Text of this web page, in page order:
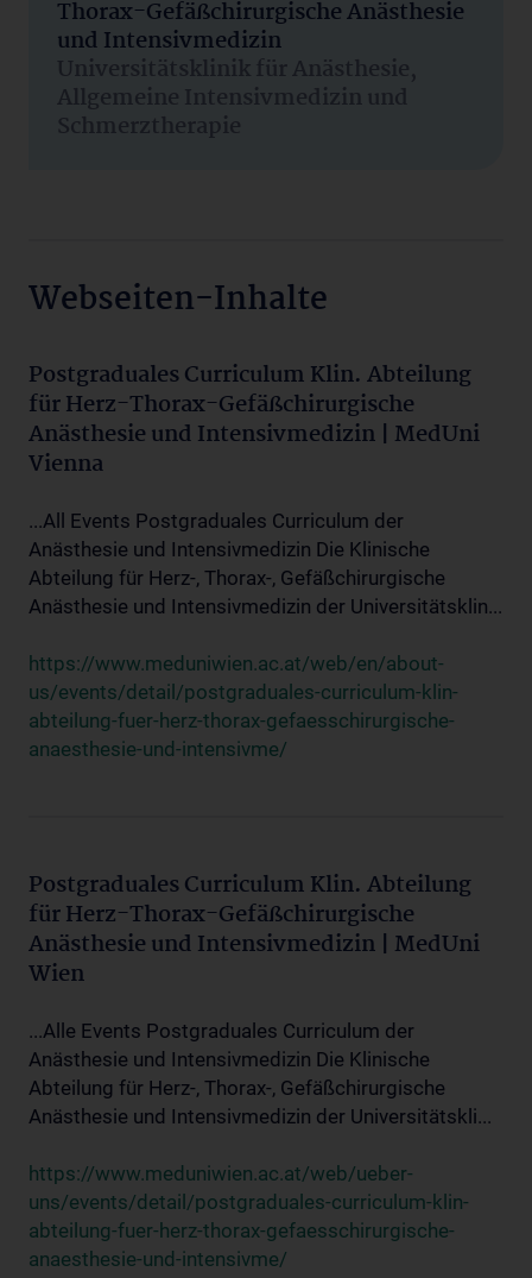
Thorax-Gefäßchirurgische Anästhesie
und Intensivmedizin
Universitätsklinik für Anästhesie,
Allgemeine Intensivmedizin und
Schmerztherapie
Webseiten-Inhalte
Postgraduales Curriculum Klin. Abteilung
für Herz-Thorax-Gefäßchirurgische
Anästhesie und Intensivmedizin | MedUni
Vienna
...All Events Postgraduales Curriculum der
Anästhesie und Intensivmedizin Die Klinische
Abteilung für Herz-, Thorax-, Gefäßchirurgische
Anästhesie und Intensivmedizin der Universitätsklin...
https://www.meduniwien.ac.at/web/en/about-
us/events/detail/postgraduales-curriculum-klin-
abteilung-fuer-herz-thorax-gefaesschirurgische-
anaesthesie-und-intensivme/
Postgraduales Curriculum Klin. Abteilung
für Herz-Thorax-Gefäßchirurgische
Anästhesie und Intensivmedizin | MedUni
Wien
...Alle Events Postgraduales Curriculum der
Anästhesie und Intensivmedizin Die Klinische
Abteilung für Herz-, Thorax-, Gefäßchirurgische
Anästhesie und Intensivmedizin der Universitätskli...
https://www.meduniwien.ac.at/web/ueber-
uns/events/detail/postgraduales-curriculum-klin-
abteilung-fuer-herz-thorax-gefaesschirurgische-
anaesthesie-und-intensivme/